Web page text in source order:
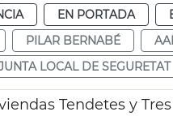
EN PORTADA
PILAR BERNABÉ
LOCAL DE SEGURETAT
Tendetes y